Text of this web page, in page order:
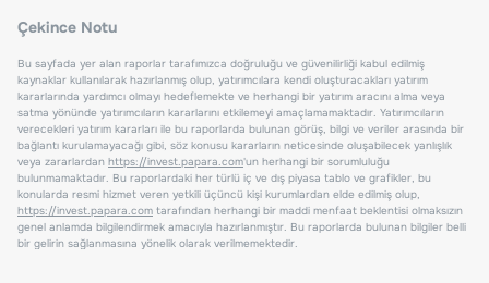
Çekince Notu
Bu sayfada yer alan raporlar tarafımızca doğruluğu ve güvenilirliği kabul edilmiş
kaynaklar kullanılarak hazırlanmış olup, yatırımcılara kendi oluşturacakları yatırım
kararlarında yardımcı olmayı hedeflemekte ve herhangi bir yatırım aracını alma veya
satma yönünde yatırımcıların kararlarını etkilemeyi amaçlamamaktadır. Yatırımcıların
verecekleri yatırım kararları ile bu raporlarda bulunan görüş, bilgi ve veriler arasında bir
bağlantı kurulamayacağı gibi, söz konusu kararların neticesinde oluşabilecek yanlışlık
veya zararlardan https://invest.papara.com'un herhangi bir sorumluluğu
bulunmamaktadır. Bu raporlardaki her türlü iç ve dış piyasa tablo ve grafikler, bu
konularda resmi hizmet veren yetkili üçüncü kişi kurumlardan elde edilmiş olup,
https://invest.papara.com tarafından herhangi bir maddi menfaat beklentisi olmaksızın
genel anlamda bilgilendirmek amacıyla hazırlanmıştır. Bu raporlarda bulunan bilgiler belli
bir gelirin sağlanmasına yönelik olarak verilmemektedir.